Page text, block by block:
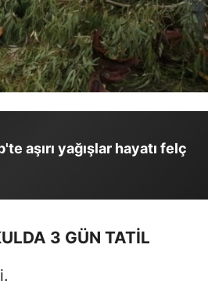
aşırı yağışlar hayatı felç
3 GÜN TATİL